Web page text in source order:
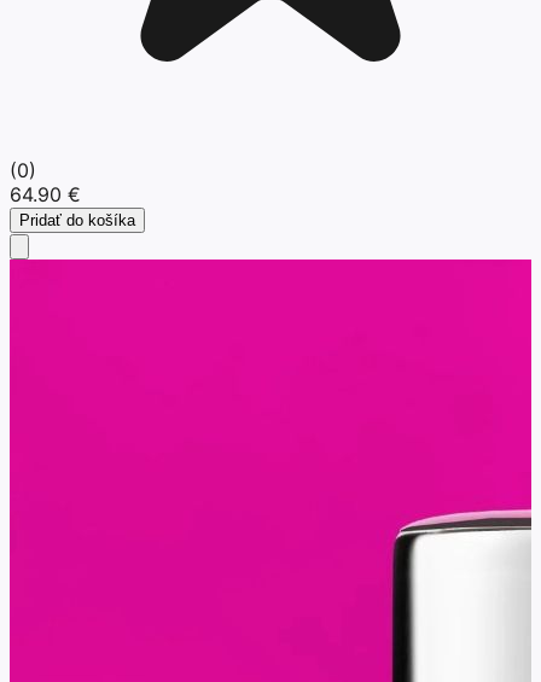
(0)
64.90 €
Pridať do košíka